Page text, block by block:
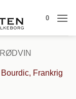
0
RØDVIN